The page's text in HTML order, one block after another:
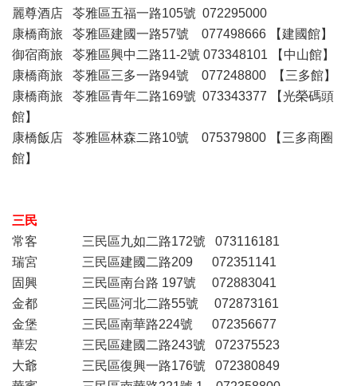
麗尊酒店 苓雅區五福一路105號 072295000
康橋商旅 苓雅區建國一路57號 077498666 【建國館】
御宿商旅 苓雅區興中二路11-2號 073348101 【中山館】
康橋商旅 苓雅區三多一路94號 077248800 【三多館】
康橋商旅 苓雅區青年二路169號 073343377 【光榮碼頭
館】
康橋飯店 苓雅區林森二路10號 075379800 【三多商圈
館】
三民
常客 三民區九如二路172號 073116181
瑞宮 三民區建國二路209 072351141
固興 三民區南台路 197號 072883041
金都 三民區河北二路55號 072873161
金堡 三民區南華路224號 072356677
華宏 三民區建國二路243號 072375523
大爺 三民區復興一路176號 072380849